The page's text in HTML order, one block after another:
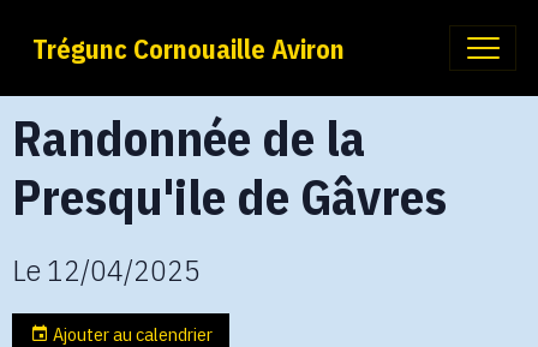
Trégunc Cornouaille Aviron
Randonnée de la
Presqu'ile de Gâvres
Le 12/04/2025
Ajouter au calendrier